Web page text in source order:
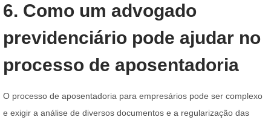
6. Como um advogado
previdenciário pode ajudar no
processo de aposentadoria
O processo de aposentadoria para empresários pode ser complexo
e exigir a análise de diversos documentos e a regularização das